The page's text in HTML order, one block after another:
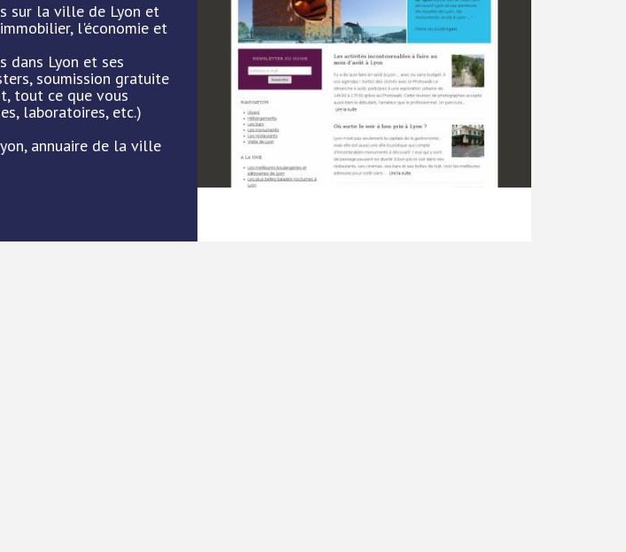
sur la ville de Lyon et
l'économie et
dans Lyon et ses
soumission gratuite
tout ce que vous
laboratoires, etc.)
annuaire de la ville